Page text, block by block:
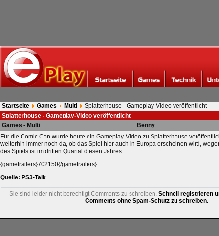
Startseite Games Multi
Splatterhouse - Gameplay-Video veröffentlicht
Splatterhouse - Gameplay-Video veröffentlicht
Games - Multi
Benny
Für die Comic Con wurde heute ein Gameplay-Video zu Splatterhouse
weiterhin immer noch da, ob das Spiel hier auch in Europa erscheinen wird,
des Spiels ist im dritten Quartal diesen Jahres.
{gametrailers}702150{/gametrailers}
Quelle: PS3-Talk
Sie sind leider nicht berechtigt Comments zu schreiben. Schnell registrieren
Comments ohne Spam-Schutz zu schreiben.